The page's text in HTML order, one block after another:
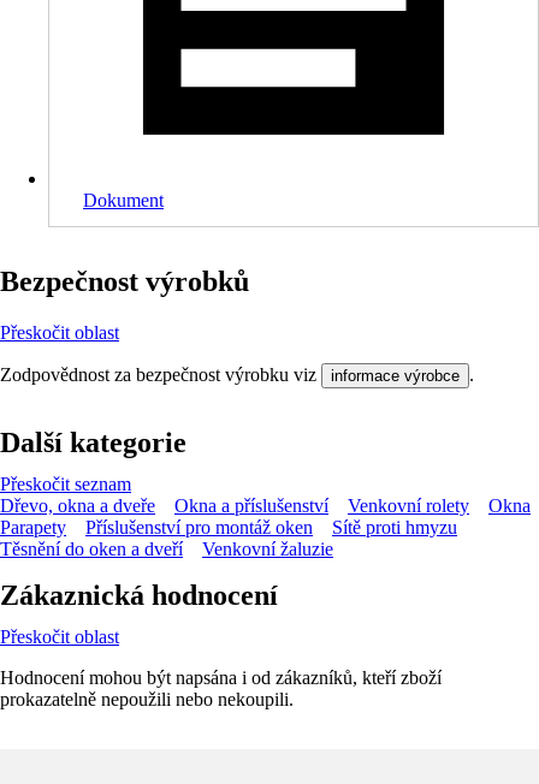
Dokument
Bezpečnost výrobků
Přeskočit oblast
Zodpovědnost za bezpečnost výrobku viz informace výrobce .
Další kategorie
Přeskočit seznam
Dřevo, okna a dveře
Okna a příslušenství Venkovní rolety
Okna
Parapety
Příslušenství pro montáž oken
Sítě proti hmyzu
Těsnění do oken a dveří
Venkovní žaluzie
Zákaznická hodnocení
Přeskočit oblast
Hodnocení mohou být napsána i od zákazníků, kteří zboží
prokazatelně nepoužili nebo nekoupili.